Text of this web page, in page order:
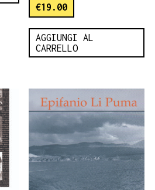
€19.00
AGGIUNGI AL
CARRELLO